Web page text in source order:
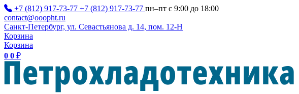
+7 (812) 917-73-77 +7 (812) 917-73-77 пн–пт с 9:00 до 18:00
contact@ooopht.ru
Санкт-Петербург, ул. Севастьянова д. 14, пом. 12-Н
Корзина
Корзина
0 0 ₽